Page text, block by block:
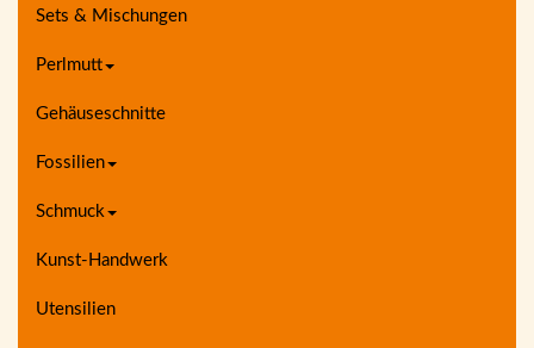
Sets & Mischungen
Perlmutt
Gehäuseschnitte
Fossilien
Schmuck
Kunst-Handwerk
Utensilien